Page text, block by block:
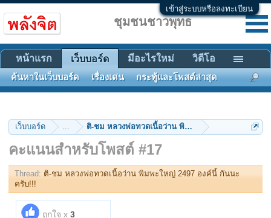
เข้าสู่ระบบหรือลงทะเบียน
เว็บบอร์ด ... ติ-ชม หลวงพ่อทวดเนื้อว่าน พิมพะใหญ่ 2497 องค์นี้ กั
คะแนนสำหรับโพสต์ #17
Thread: ติ-ชม หลวงพ่อทวดเนื้อว่าน พิมพะใหญ่ 2497 องค์นี้ กันนะ
ครับ!!!
ถูกใจ x 3
ชุมชนชาวพุทธ
หน้าแรก เว็บบอร์ด
ค้นหาในเว็บบอร์ด เรื่องเด่น กระทู้และโพสต์ล่าสุด
มีอะไรใหม่ วิดีโอ